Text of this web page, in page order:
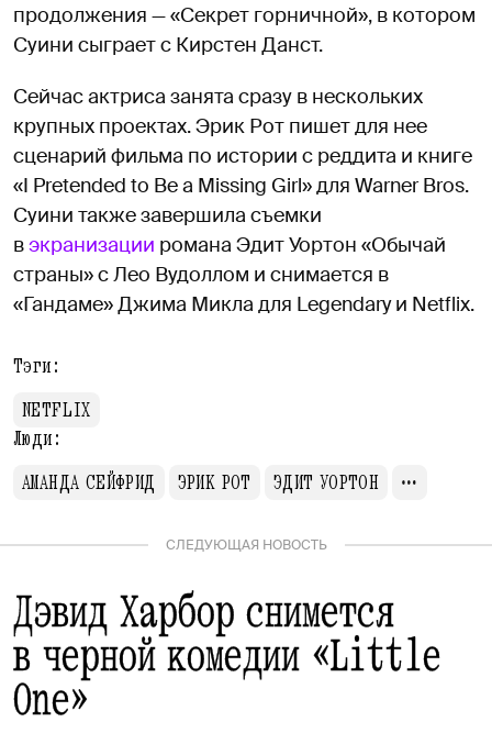
продолжения — «Секрет горничной», в котором
Суини сыграет с Кирстен Данст.
Сейчас актриса занята сразу в нескольких
крупных проектах. Эрик Рот пишет для нее
сценарий фильма по истории с реддита и книге
«I Pretended to Be a Missing Girl» для Warner Bros.
Суини также завершила съемки
вэкранизации романа Эдит Уортон «Обычай
страны» с Лео Вудоллом и снимается в
«Гандаме» Джима Микла для Legendary и Netflix.
Тэги:
NETFLIX
Люди:
АМАНДА СЕЙФРИД
ЭРИК РОТ ЭДИТ УОРТОН
СЛЕДУЮЩАЯ НОВОСТЬ
Дэвид Харбор снимется
в черной комедии «Little
One»